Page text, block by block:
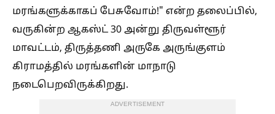
மரங்களுக்காகப் பேசுவோம்!" என்ற தலைப்பில்,
வருகின்ற ஆகஸ்ட் 30 அன்று திருவள்ளூர்
மாவட்டம், திருத்தணி அருகே அருங்குளம்
கிராமத்தில் மரங்களின் மாநாடு
நடைபெறவிருக்கிறது.
ADVERTISEMENT